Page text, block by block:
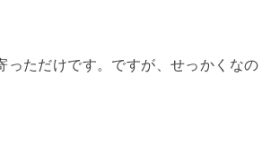
ただけです。ですが、せっかくなの